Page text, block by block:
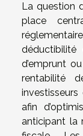
La question
place
d’emprunt
rentabilité
afin
anticipant la